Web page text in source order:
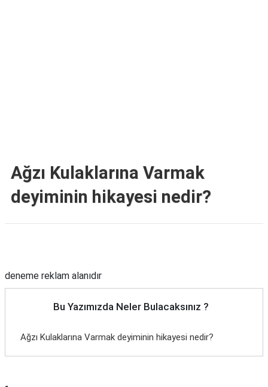
Ağzı Kulaklarına Varmak
deyiminin hikayesi nedir?
deneme reklam alanıdır
Bu Yazımızda Neler Bulacaksınız ?
Ağzı Kulaklarına Varmak deyiminin hikayesi nedir?